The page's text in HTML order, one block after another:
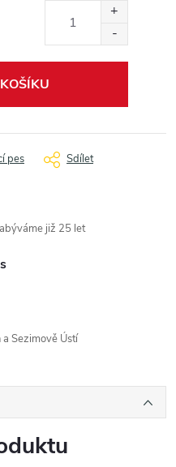
pes Sdílet
již 25 let
Sezimově Ústí